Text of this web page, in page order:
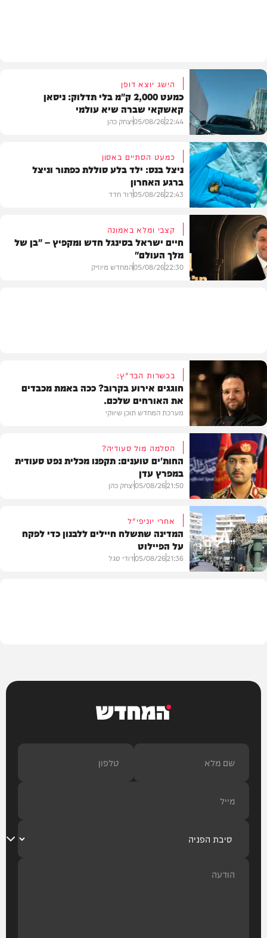
חדשות הרכב
הישג יוצא דופן
כמעט 2,000 ק"מ בלי תדלוק: ניסאן
קאשקאי שברה שיא עולמי
22:44
05/08/26יצחק כהן
בריאות
כמעט הסתיים באסון
ניצל בנס: ילד בלע סוללת כפתור וניצל
ברגע האחרון
22:43
05/08/26דוד חדד
קצבי ומלא באמונה
חיים ישראל בסינגל חדש ומקפיץ – "בן של
מלך העולם"
22:30
05/08/26המחדש מיוזיק
תוכן שיווקי
בכשרות הבד"ץ:
חוגגים אירוע בקרוב? ככה באמת מכבדים
את האורחים שלכם.
מערכת המחדש תוכן שיווקי
צבא וביטחון
הסלמה מול סעודיה?
החות'ים טוענים: תקפנו מכלית נפט סעודית
במפרץ עדן
21:50
05/08/26יצחק כהן
אחרי יוניפי"ל
המדינה שתשלח חיילים ללבנון כדי לפקח
על הפיילוט
21:36
05/08/26דודי סגל
המחדש